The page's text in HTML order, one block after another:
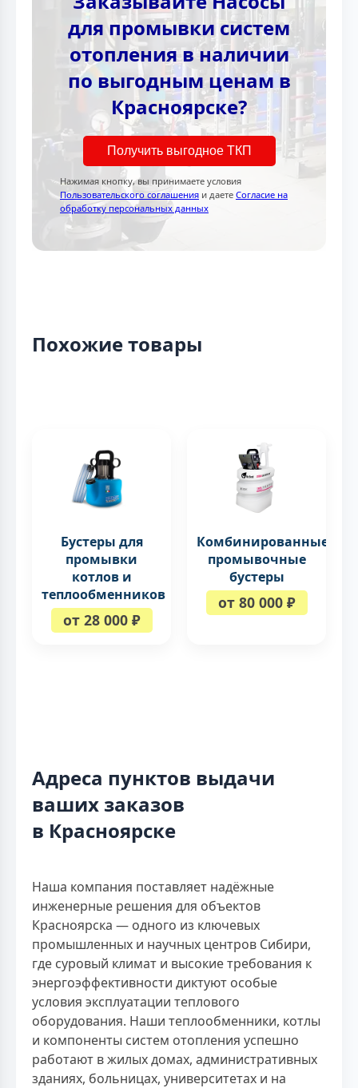
для промывки систем
отопления в наличии
по выгодным ценам в
Красноярске?
Получить выгодное ТКП
Нажимая кнопку, вы принимаете условия
Пользовательского соглашения и даете Согласие на
обработку персональных данных
Похожие товары
Бустеры для
промывки
котлов и
теплообменников
от 28 000 ₽
Комбинированные
промывочные
бустеры
от 80 000 ₽
Адреса пунктов выдачи
ваших заказов
в Красноярске
Наша компания поставляет надёжные
инженерные решения для объектов
Красноярска — одного из ключевых
промышленных и научных центров Сибири,
где суровый климат и высокие требования к
энергоэффективности диктуют особые
условия эксплуатации теплового
оборудования. Наши теплообменники, котлы
и компоненты систем отопления успешно
работают в жилых домах, административных
зданиях, больницах, университетах и на